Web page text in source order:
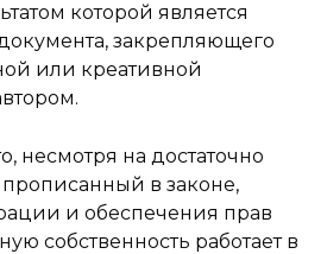
которой является
закрепляющего
или креативной
несмотря на достаточно
в законе,
и обеспечения прав
собственность работает в